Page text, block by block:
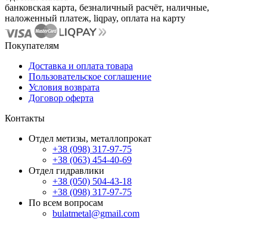
банковская карта, безналичный расчёт, наличные,
наложенный платеж, liqpay, оплата на карту
Покупателям
Доставка и оплата товара
Пользовательское соглашение
Условия возврата
Договор оферта
Контакты
Отдел метизы, металлопрокат
+38 (098) 317-97-75
+38 (063) 454-40-69
Отдел гидравлики
+38 (050) 504-43-18
+38 (098) 317-97-75
По всем вопросам
bulatmetal@gmail.com